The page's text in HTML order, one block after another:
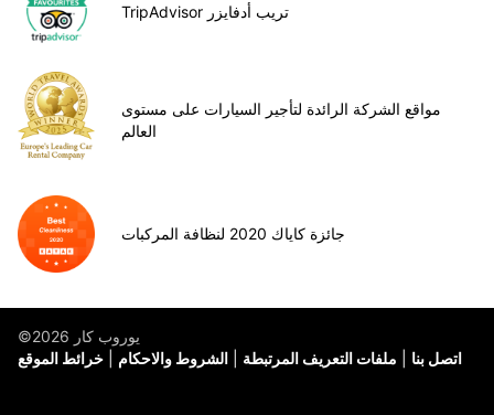
TripAdvisor تريب أدفايزر
مواقع الشركة الرائدة لتأجير السيارات على مستوى
العالم
جائزة كاياك 2020 لنظافة المركبات
©يوروب كار 2026
خرائط الموقع
الشروط والاحكام ملفات التعريف المرتبطة اتصل بنا